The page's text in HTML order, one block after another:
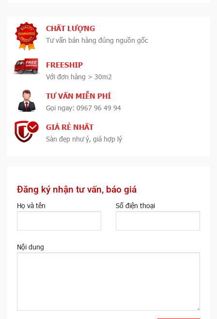
CHẤT LƯỢNG
Tư vấn bán hàng đúng nguồn gốc
FREESHIP
Với đơn hàng > 30m2
TƯ VẤN MIỄN PHÍ
Gọi ngay: 0967 96 49 94
GIÁ RẺ NHẤT
Sàn đẹp như ý, giá hợp lý
Đăng ký nhận tư vấn, báo giá
Họ và tên Số điện thoại
Nội dung